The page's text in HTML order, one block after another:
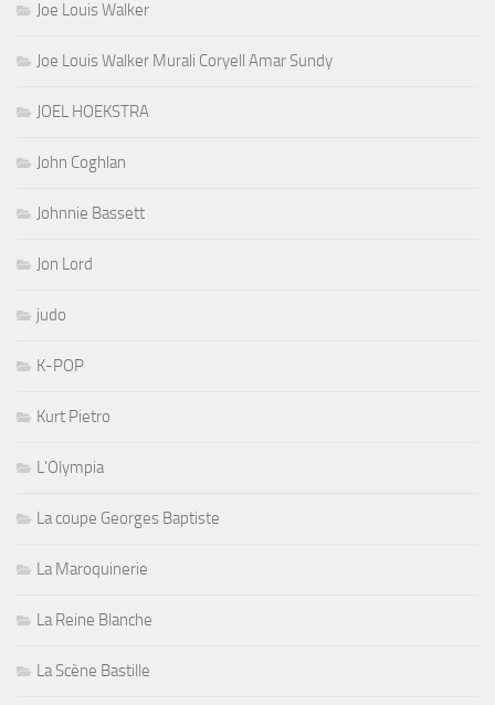
Joe Louis Walker
Joe Louis Walker Murali Coryell Amar Sundy
JOEL HOEKSTRA
John Coghlan
Johnnie Bassett
Jon Lord
judo
K-POP
Kurt Pietro
L'Olympia
La coupe Georges Baptiste
La Maroquinerie
La Reine Blanche
La Scène Bastille